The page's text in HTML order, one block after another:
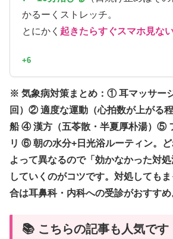
かるーくストレッチ。
とにかく 起きたらすぐスマホ見な
+6
※ 気象病対策まとめ：① 耳マッサー
回）② 適度な運動（心拍数が上がる
船 ④ 漢方（五苓散・半夏厚朴湯）⑤
リ ⑥ 朝の水分+日光浴ルーティン。
よって異なるので「効かなかった対
していくのがコツです。対処しても
合は耳鼻科・内科への受診がおすすめ
📚 こちらの記事も人気です